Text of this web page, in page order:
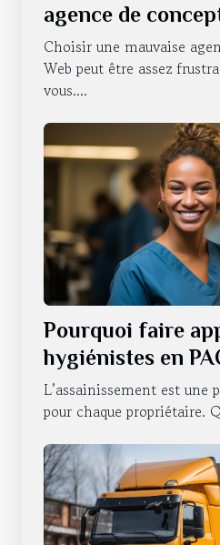
agence de
professionnelle ?
Choisir une mauvaise
Web peut être assez
vous....
Pourquoi faire
hygiénistes en
L’assainissement est une
pour chaque propriétaire.